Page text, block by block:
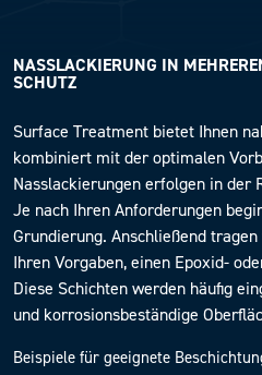
NASSLACKIERUNG IN
SCHUTZ
Surface Treatment bietet Ihnen
kombiniert mit der optimalen
Nasslackierungen erfolgen in der
Je nach Ihren Anforderungen
Grundierung. Anschließend
Ihren Vorgaben, einen Epoxid-
Diese Schichten werden häufig
und korrosionsbeständige
Beispiele für geeignete